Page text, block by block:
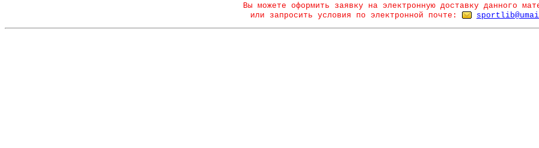
Вы можете оформить заявку на электронную доставку данного
или запросить условия по электронной почте: